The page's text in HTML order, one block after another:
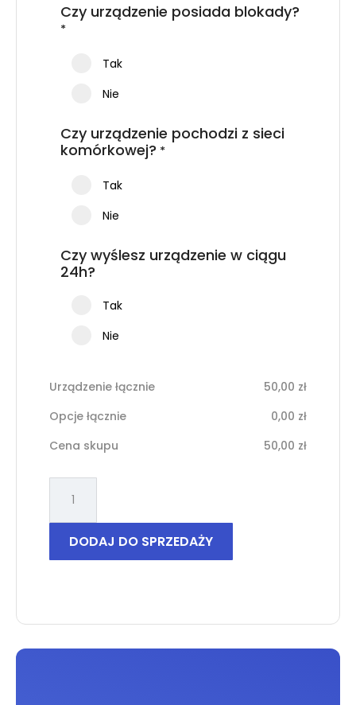
Czy urządzenie posiada blokady?
*
Tak
Nie
Czy urządzenie pochodzi z sieci
komórkowej? *
Tak
Nie
Czy wyślesz urządzenie w ciągu
24h?
Tak
Nie
Urządzenie łącznie 50,00 zł
Opcje łącznie
0,00 zł
Cena skupu
50,00 zł
Samsung
Galaxy
DODAJ DO SPRZEDAŻY